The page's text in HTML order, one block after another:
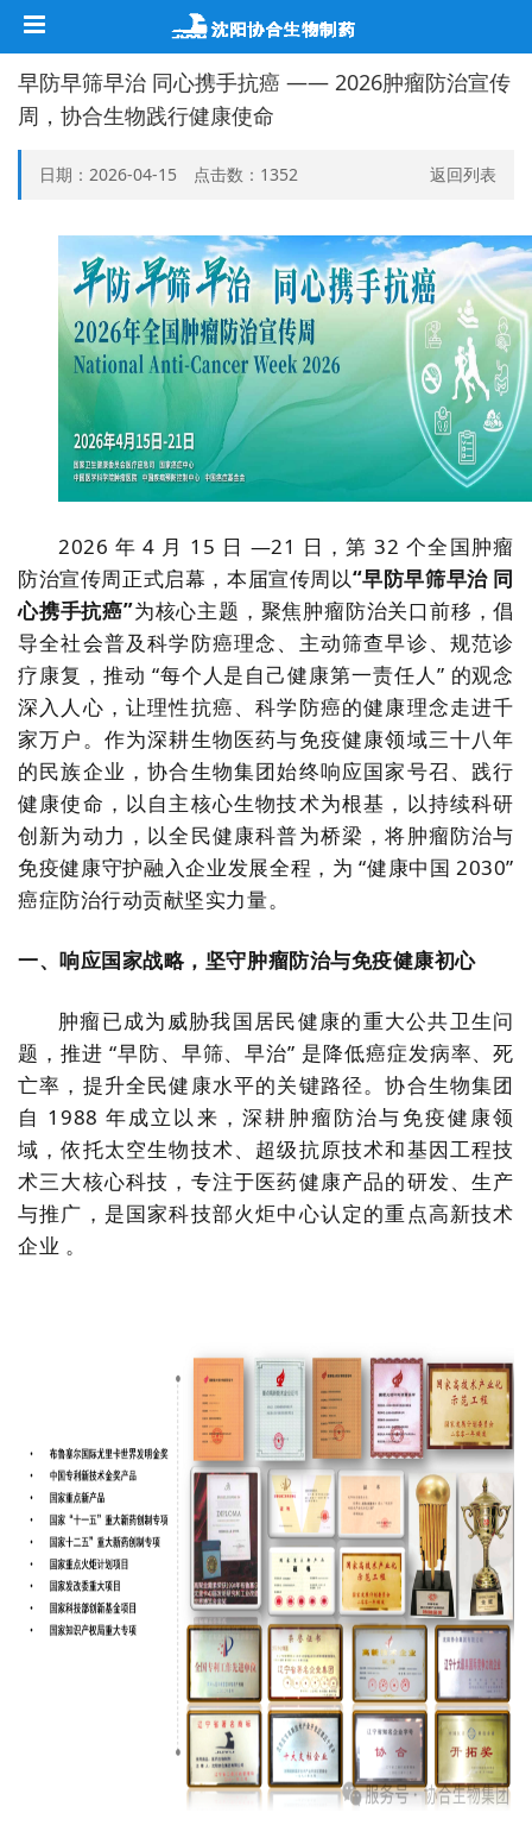
早防早筛早治 同心携手抗癌 —— 2026肿瘤防治宣传
周，协合生物践行健康使命
日期：2026-04-15 点击数： 1352 返回列表
2026 年 4 月 15 日 —21 日，第 32 个全国肿瘤
防治宣传周正式启幕，本届宣传周以“早防早筛早治 同
心携手抗癌”为核心主题，聚焦肿瘤防治关口前移，倡
导全社会普及科学防癌理念、主动筛查早诊、规范诊
疗康复，推动 “每个人是自己健康第一责任人” 的观念
深入人心，让理性抗癌、科学防癌的健康理念走进千
家万户。作为深耕生物医药与免疫健康领域三十八年
的民族企业，协合生物集团始终响应国家号召、践行
健康使命，以自主核心生物技术为根基，以持续科研
创新为动力，以全民健康科普为桥梁，将肿瘤防治与
免疫健康守护融入企业发展全程，为 “健康中国 2030”
癌症防治行动贡献坚实力量。
一、响应国家战略，坚守肿瘤防治与免疫健康初心
肿瘤已成为威胁我国居民健康的重大公共卫生问
题，推进 “早防、早筛、早治” 是降低癌症发病率、死
亡率，提升全民健康水平的关键路径。协合生物集团
自 1988 年成立以来，深耕肿瘤防治与免疫健康领
域，依托太空生物技术、超级抗原技术和基因工程技
术三大核心科技，专注于医药健康产品的研发、生产
与推广，是国家科技部火炬中心认定的重点高新技术
企业 。